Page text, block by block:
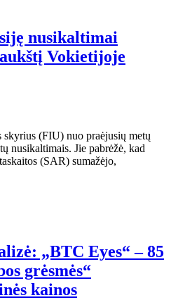
nusikaltimai
Vokietijoje
(FIU) nuo praėjusių metų
nusikaltimais. Jie pabrėžė, kad
(SAR) sumažėjo,
„BTC Eyes“ – 85
grėsmės“
kainos